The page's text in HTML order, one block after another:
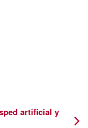
artificial y